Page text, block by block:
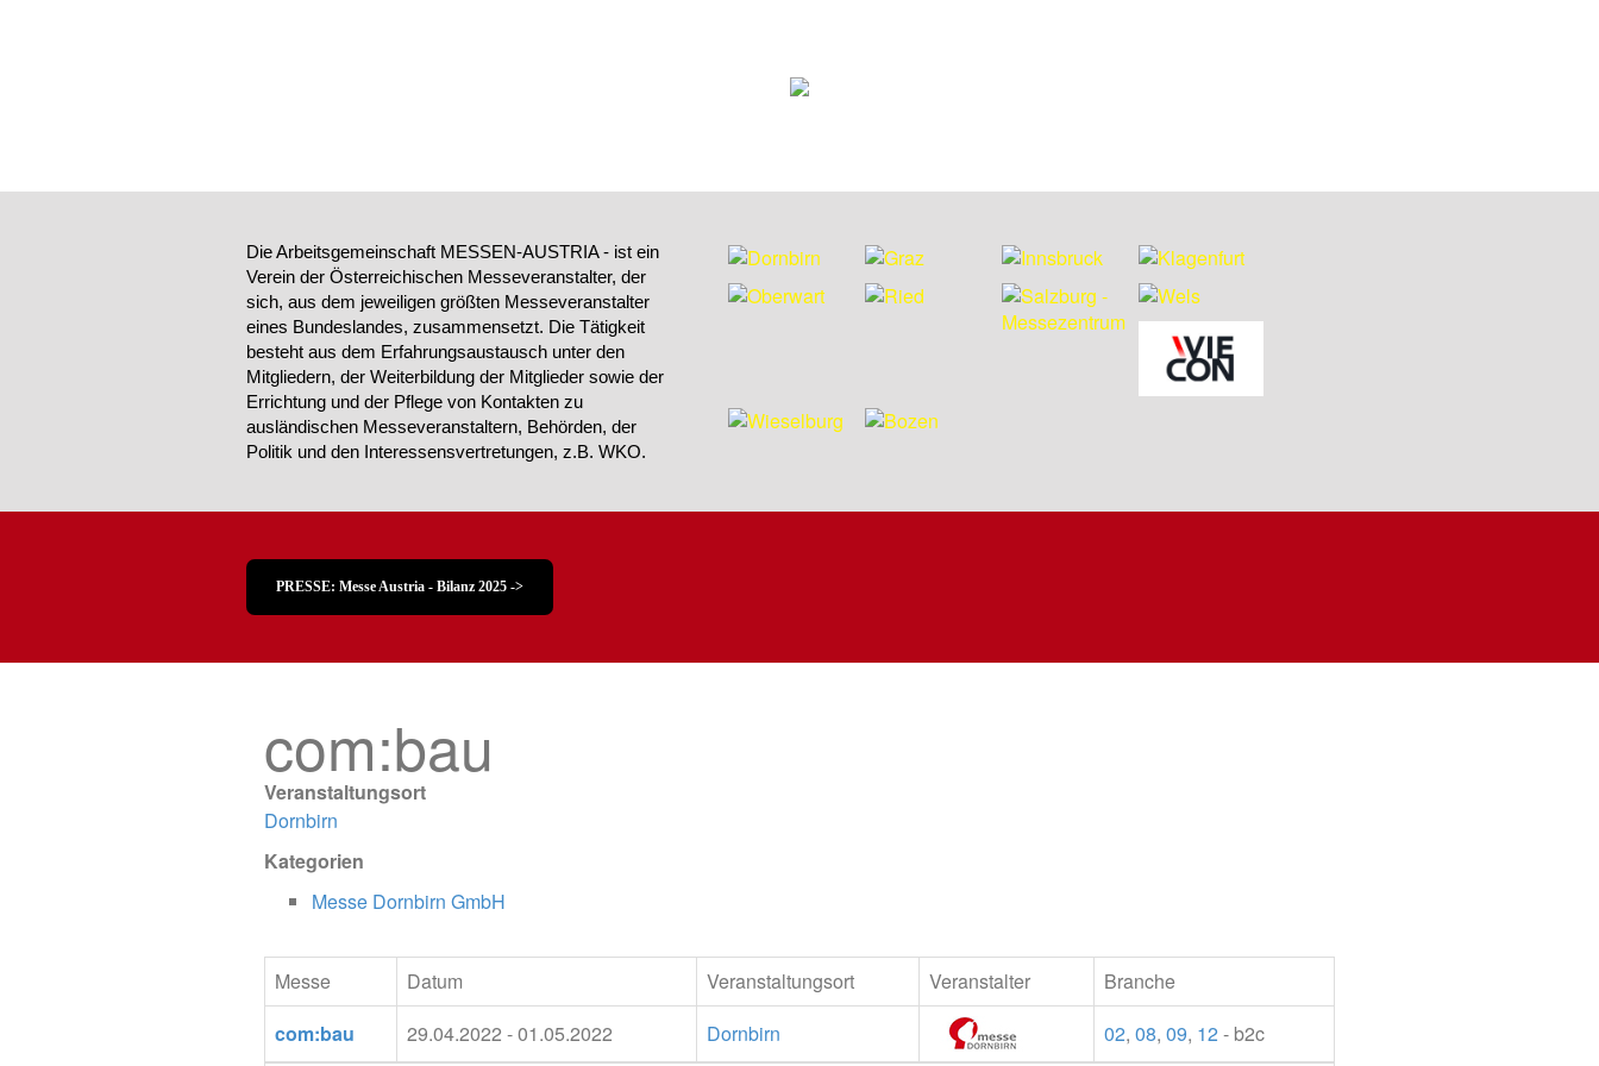
Die Arbeitsgemeinschaft MESSEN-AUSTRIA - ist ein
Verein der Österreichischen Messeveranstalter, der
sich, aus dem jeweiligen größten Messeveranstalter
eines Bundeslandes, zusammensetzt. Die Tätigkeit
besteht aus dem Erfahrungsaustausch unter den
Mitgliedern, der Weiterbildung der Mitglieder sowie der
Errichtung und der Pflege von Kontakten zu
ausländischen Messeveranstaltern, Behörden, der
Politik und den Interessensvertretungen, z.B. WKO.
PRESSE: Messe Austria - Bilanz 2025 ->
com:bau
Veranstaltungsort
Dornbirn
Kategorien
Messe Dornbirn GmbH
Messe Datum Veranstaltungsort Veranstalter
Branche
com:bau
29.04.2022 - 01.05.2022 Dornbirn 02, 08, 09, 12 - b2c